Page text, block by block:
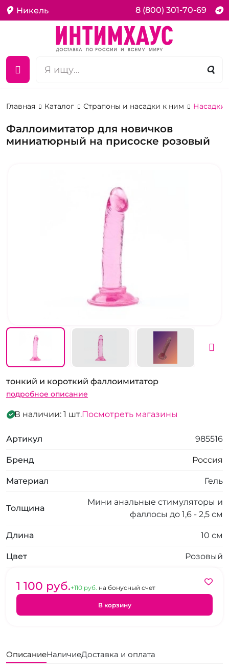
Никель 8 (800) 301-70-69
Главная Каталог Страпоны и насадки к ним Насадки
Фаллоимитатор для новичков
миниатюрный на присоске розовый
тонкий и короткий фаллоимитатор
подробное описание
В наличии: 1 шт.Посмотреть магазины
Артикул 985516
Бренд Россия
Материал Гель
Толщина
Мини анальные стимуляторы и
фаллосы до 1,6 - 2,5 см
Длина 10 см
Цвет Розовый
1 100 pуб.+110 pуб. на бонусный счет
В корзину
ОписаниеНаличиеДоставка и оплата